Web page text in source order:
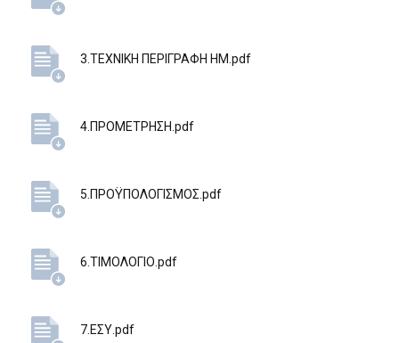
3.ΤΕΧΝΙΚΗ ΠΕΡΙΓΡΑΦΗ ΗΜ.pdf
4.ΠΡΟΜΕΤΡΗΣΗ.pdf
5.ΠΡΟΫΠΟΛΟΓΙΣΜΟΣ.pdf
6.ΤΙΜΟΛΟΓΙΟ.pdf
7.ΕΣΥ.pdf